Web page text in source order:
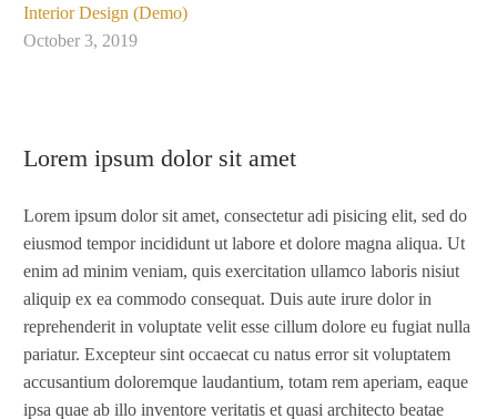
Interior Design (Demo)
October 3, 2019
Lorem ipsum dolor sit amet
Lorem ipsum dolor sit amet, consectetur adi pisicing elit, sed do
eiusmod tempor incididunt ut labore et dolore magna aliqua. Ut
enim ad minim veniam, quis exercitation ullamco laboris nisiut
aliquip ex ea commodo consequat. Duis aute irure dolor in
reprehenderit in voluptate velit esse cillum dolore eu fugiat nulla
pariatur. Excepteur sint occaecat cu natus error sit voluptatem
accusantium doloremque laudantium, totam rem aperiam, eaque
ipsa quae ab illo inventore veritatis et quasi architecto beatae